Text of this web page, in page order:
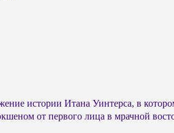
истории Итана Уинтерса, в
от первого лица в мрачной